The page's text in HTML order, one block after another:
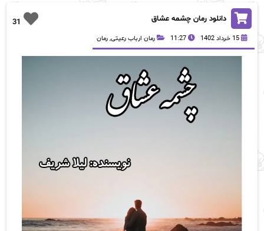
31 دانلود رمان چشمه عشاق
15 خرداد 1402 11:27 رمان ارباب رعیتی, رمان